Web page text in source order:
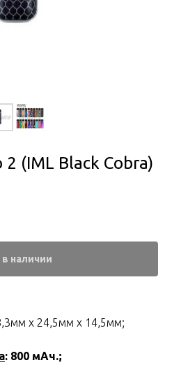
2 (IML Black Cobra)
наличии
х 24,5мм х 14,5мм;
: 800 мАч.;